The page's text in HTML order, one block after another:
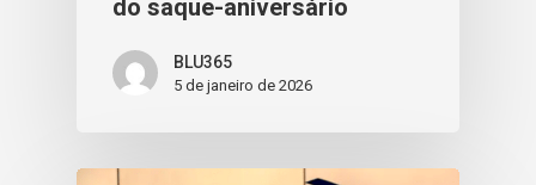
do saque-aniversário
BLU365
5 de janeiro de 2026